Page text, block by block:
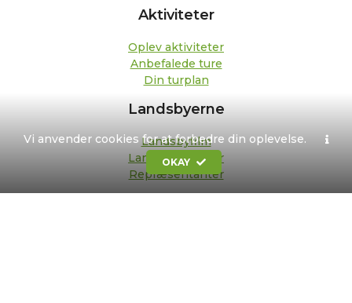
Vi anvender cookies for at forbedre din oplevelse.
OKAY
Aktiviteter
Oplev aktiviteter
Anbefalede ture
Din turplan
Landsbyerne
Landsbyfilm
Landsbypedeller
Repræsentanter